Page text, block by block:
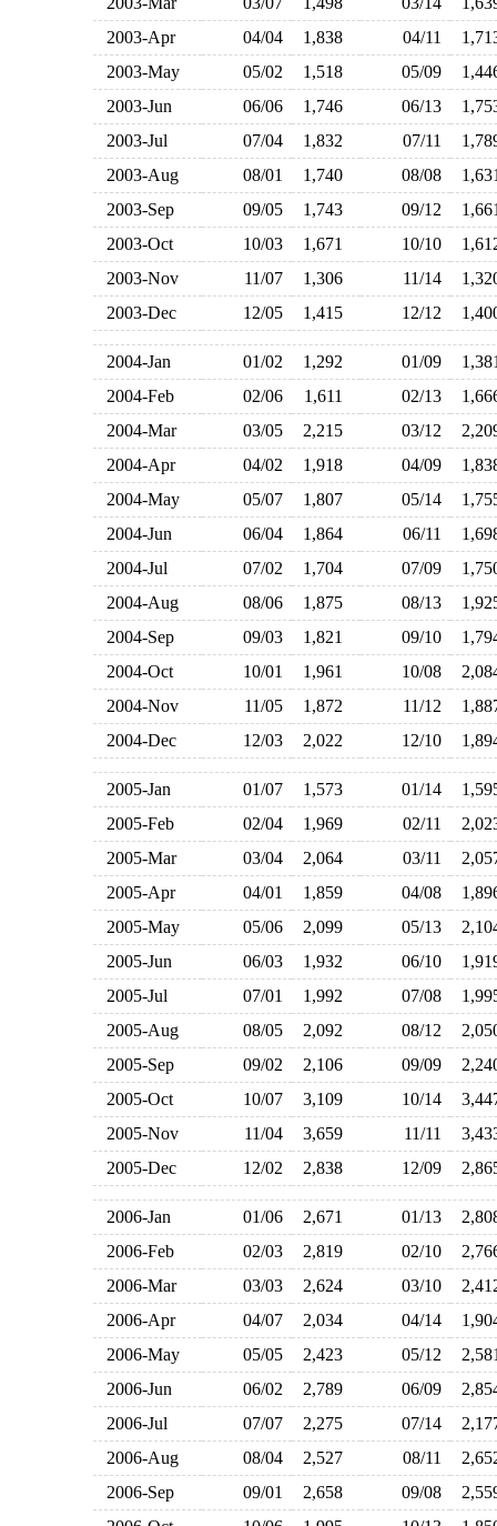
2003-Apr
04/04 1,838 04/11
2003-May
05/02 1,518 05/09
2003-Jun
06/06 1,746 06/13
2003-Jul
07/04 1,832 07/11
2003-Aug
08/01 1,740 08/08
2003-Sep
09/05 1,743 09/12
2003-Oct
10/03 1,671 10/10
2003-Nov
11/07 1,306 11/14
2003-Dec
12/05 1,415 12/12
2004-Jan 01/02 1,292 01/09
2004-Feb
02/06 1,611 02/13
2004-Mar
03/05 2,215 03/12
2004-Apr
04/02 1,918 04/09
2004-May
05/07 1,807 05/14
2004-Jun
06/04 1,864 06/11
2004-Jul
07/02 1,704 07/09
2004-Aug
08/06 1,875 08/13
2004-Sep
09/03 1,821 09/10
2004-Oct
10/01 1,961 10/08
2004-Nov
11/05 1,872 11/12
2004-Dec
12/03 2,022 12/10
2005-Jan 01/07 1,573 01/14
2005-Feb
02/04 1,969 02/11
2005-Mar
03/04 2,064 03/11
2005-Apr
04/01 1,859 04/08
2005-May
05/06 2,099 05/13
2005-Jun
06/03 1,932 06/10
2005-Jul
07/01 1,992 07/08
2005-Aug
08/05 2,092 08/12
2005-Sep
09/02 2,106 09/09
2005-Oct
10/07 3,109 10/14
2005-Nov
11/04 3,659 11/11
2005-Dec
12/02 2,838 12/09
2006-Jan 01/06 2,671 01/13
2006-Feb
02/03 2,819 02/10
2006-Mar
03/03 2,624 03/10
2006-Apr
04/07 2,034 04/14
2006-May
05/05 2,423 05/12
2006-Jun
06/02 2,789 06/09
2006-Jul
07/07 2,275 07/14
2006-Aug
08/04 2,527 08/11
2006-Sep
09/01 2,658 09/08